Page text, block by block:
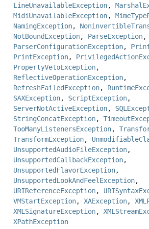
LineUnavailableException,
MidiUnavailableException,
NamingException,
NotBoundException, ParseException,
ParserConfigurationException,
PrintException,
PropertyVetoException,
ReflectiveOperationException,
RefreshFailedException,
SAXException, ScriptException,
ServerNotActiveException,
StringConcatException,
TooManyListenersException,
TransformException,
UnsupportedAudioFileException,
UnsupportedCallbackException,
UnsupportedFlavorException,
UnsupportedLookAndFeelException,
URIReferenceException,
VMStartException, XAException,
XMLSignatureException,
XPathException